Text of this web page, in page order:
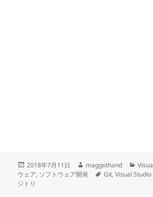
投
稿
日:
2018年7月11日
作
成
maggothand
カ
テ
ウェア, ソフトウェア開発
タ
Git,Visual Studio
ジトリ